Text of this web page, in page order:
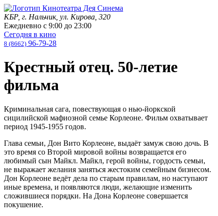
КБР, г. Нальчик, ул. Кирова, 320
Ежедневно с 9:00 до 23:00
Сегодня в кино
8 (8662) 96-79-28
Крестный отец. 50-летие
фильма
Криминальная сага, повествующая о нью-йоркской
сицилийской мафиозной семье Корлеоне. Фильм охватывает
период 1945-1955 годов.
Глава семьи, Дон Вито Корлеоне, выдаёт замуж свою дочь. В
это время со Второй мировой войны возвращается его
любимый сын Майкл. Майкл, герой войны, гордость семьи,
не выражает желания заняться жестоким семейным бизнесом.
Дон Корлеоне ведёт дела по старым правилам, но наступают
иные времена, и появляются люди, желающие изменить
сложившиеся порядки. На Дона Корлеоне совершается
покушение.